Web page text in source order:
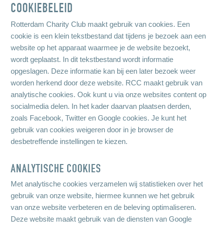
COOKIEBELEID
Rotterdam Charity Club maakt gebruik van cookies. Een
cookie is een klein tekstbestand dat tijdens je bezoek aan een
website op het apparaat waarmee je de website bezoekt,
wordt geplaatst. In dit tekstbestand wordt informatie
opgeslagen. Deze informatie kan bij een later bezoek weer
worden herkend door deze website. RCC maakt gebruik van
analytische cookies. Ook kunt u via onze websites content op
socialmedia delen. In het kader daarvan plaatsen derden,
zoals Facebook, Twitter en Google cookies. Je kunt het
gebruik van cookies weigeren door in je browser de
desbetreffende instellingen te kiezen.
ANALYTISCHE COOKIES
Met analytische cookies verzamelen wij statistieken over het
gebruik van onze website, hiermee kunnen we het gebruik
van onze website verbeteren en de beleving optimaliseren.
Deze website maakt gebruik van de diensten van Google